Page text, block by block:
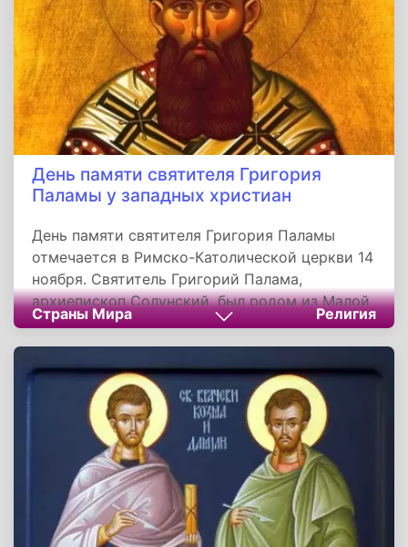
День памяти святителя Григория
Паламы у западных христиан
День памяти святителя Григория Паламы
отмечается в Римско-Католической церкви 14
ноября. Святитель Григорий Палама,
архиепископ Солунский, был родом из Малой
Азии. В начале XIV века, во время одного из
нашествий турок, семья Григория бежала в
Константинополь. В скором времени отец
праведника стал крупным сановником при
дворе византийского императора Андроника II
Палеолога. После скоропостижной смерти
отца, Григорий был взят Василевсом на
попечение.
Страны Мира Религия